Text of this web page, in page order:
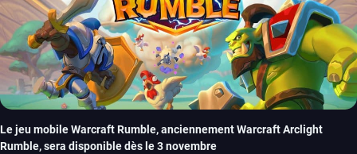
Le jeu mobile Warcraft Rumble, anciennement Warcraft Arclight
Rumble, sera disponible dès le 3 novembre